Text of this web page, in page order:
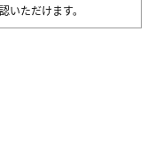
いただけます。